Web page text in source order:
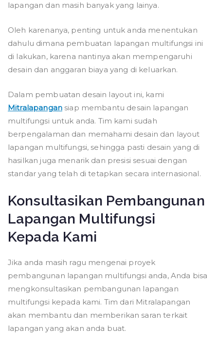
lapangan dan masih banyak yang lainya.
Oleh karenanya, penting untuk anda menentukan
dahulu dimana pembuatan lapangan multifungsi ini
di lakukan, karena nantinya akan mempengaruhi
desain dan anggaran biaya yang di keluarkan.
Dalam pembuatan desain layout ini, kami
Mitralapangansiap membantu desain lapangan
multifungsi untuk anda. Tim kami sudah
berpengalaman dan memahami desain dan layout
lapangan multifungsi, sehingga pasti desain yang di
hasilkan juga menarik dan presisi sesuai dengan
standar yang telah di tetapkan secara internasional.
Konsultasikan Pembangunan
Lapangan Multifungsi
Kepada Kami
Jika anda masih ragu mengenai proyek
pembangunan lapangan multifungsi anda, Anda bisa
mengkonsultasikan pembangunan lapangan
multifungsi kepada kami. Tim dari Mitralapangan
akan membantu dan memberikan saran terkait
lapangan yang akan anda buat.